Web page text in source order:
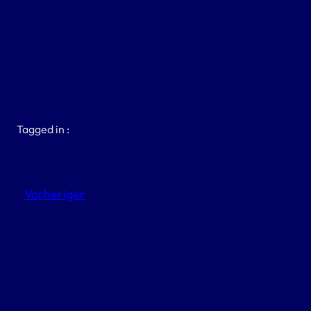
Tagged in :
Vorheriger